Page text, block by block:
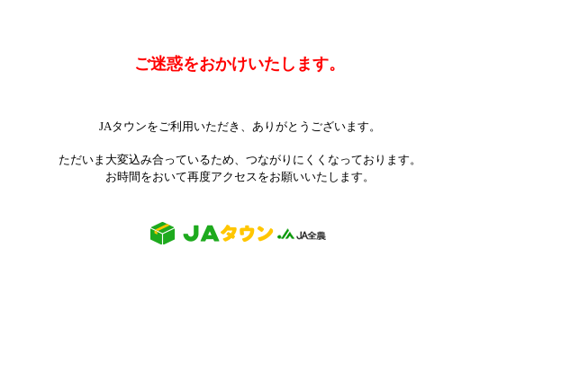
ご迷惑をおかけいたします。
JAタウンをご利用いただき、ありがとうございます。
ただいま大変込み合っているため、つながりにくくなっております。
お時間をおいて再度アクセスをお願いいたします。